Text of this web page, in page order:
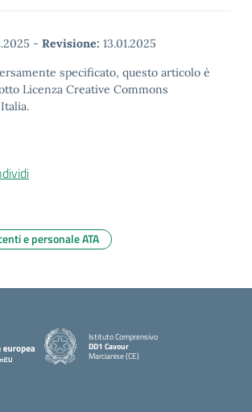
- Revisione: 13.01.2025
specificato, questo articolo è
Licenza Creative Commons
e personale ATA
Istituto Comprensivo
DD1 Cavour
Marcianise (CE)